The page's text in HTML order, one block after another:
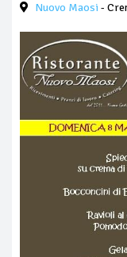
Nuovo Maosi -